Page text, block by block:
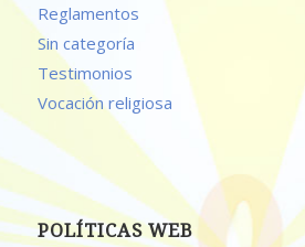
Reglamentos
Sin categoría
Testimonios
Vocación religiosa
POLÍTICAS WEB